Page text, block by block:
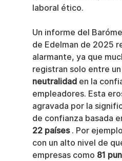
laboral ético.
Un informe del
de Edelman de 2025
alarmante, ya que
registran solo entre
neutralidad en la
empleadores. Esta
agravada por la
de confianza basada
22 países . Por
con un alto nivel de
empresas como 81